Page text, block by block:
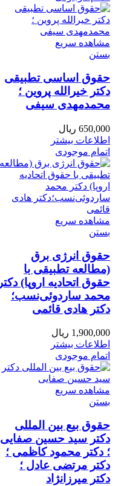
مشاهده سریع
بستن
حقوق اساسی تطبیقی
دکتر خیرالله پروین ؛
محمدمهدی سیفی
650,000 ریال
اطلاعات بیشتر
اتمام موجودی
مشاهده سریع
بستن
حقوق انرژی برق
(مطالعه تطبیقی با
حقوق اتحادیه اروپا) دکتر
محمد ساردوئی‌نسب؛
دکتر هادی قائمی
1,900,000 ریال
اطلاعات بیشتر
اتمام موجودی
مشاهده سریع
بستن
حقوق بیع بین المللی
دکتر سید حسین صفایی
؛ دکتر محمود کاظمی ؛
دکتر مرتضی عادل ؛
دکتر میرزانژاد